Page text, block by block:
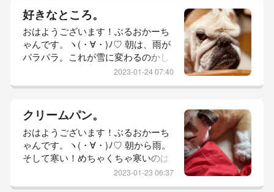
した。そこまで寒くもない。南国育
ちのかーちゃんは台風の備えは出来
ても、雪に対する備えは知らん。と
ころがどっこい。（←死語w）昼か
ら、風がびゅーびゅー。あれ？これ
もしかしてヤバイ？と、暴風の中を
対策準備...
好きなところ。
おはようございます！ぶるおかーち
ゃんです。ヽ(・∀・)ﾉ♡ 朝は、雨が
パラパラ。これが雪に変わるのかし
ら？えぇ？ホンマに？な、ぶるお地
〃）ぷぷっ！(￣ｍ￣〃）ぷぷっ！
と、撮りました。まぁ…おブス♡昼
間は、こうしてニヤニヤしながら、
坊っちゃんを観察することが多いか
ーちゃん。ほっぺをむにむにしたり
つやつや唇をびろーんとしたりかー
ちゃん...
2023-01-24 07:40
クリームパン。
おはようございます！ぶるおかーち
ゃんです。ヽ(・∀・)ﾉ♡ 朝から雨。
そして寒い！めちゃくちゃ寒いのは
明日らしいけど。今朝もなかなかの
2023-01-23 06:37